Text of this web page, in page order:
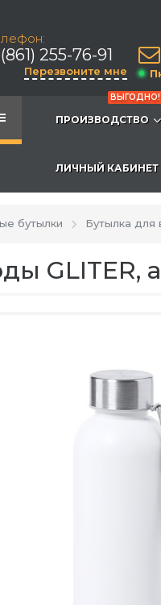
255-76-91
Перезвоните мне
ВЫГОДНО!
ПРОИЗВОДСТВО
ЛИЧНЫЙ КАБИНЕТ
бутылки Бутылка для
GLITER,